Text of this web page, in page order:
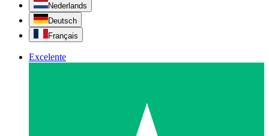
Nederlands
Deutsch
Français
Excelente